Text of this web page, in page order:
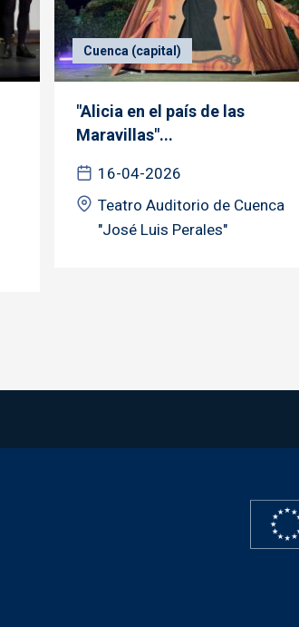
Cuenca (capital)
"Alicia en el país de las
Maravillas"...
16-04-2026
Teatro Auditorio de Cuenca
"José Luis Perales"